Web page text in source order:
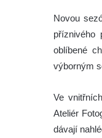
Novou
příznivého
oblíbené
výborným
Ve
Ateliér
dávají